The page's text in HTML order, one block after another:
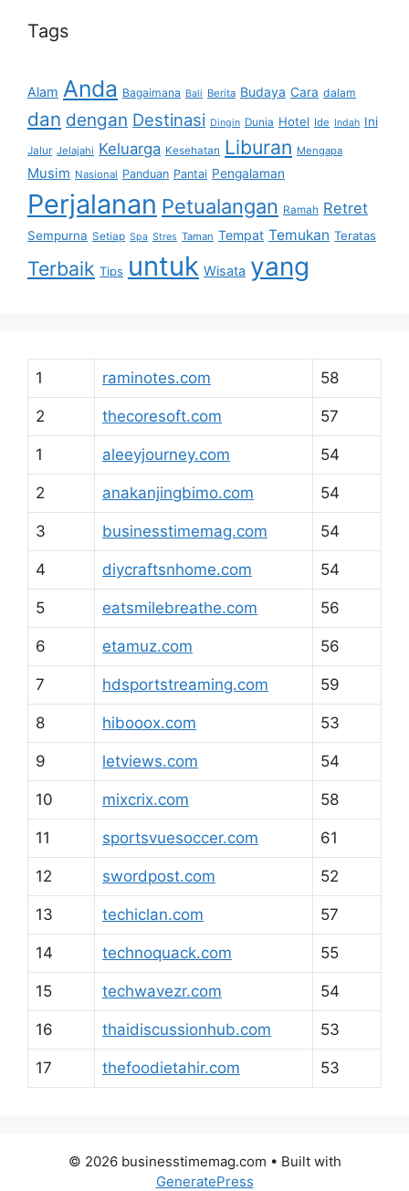
Tags
Alam Anda Bagaimana Bali Berita Budaya Cara dalam
dan dengan Destinasi Dingin Dunia Hotel Ide Indah Ini
Jalur Jelajahi Keluarga Kesehatan Liburan Mengapa
Musim Nasional Panduan Pantai Pengalaman
Perjalanan Petualangan Ramah Retret
Sempurna Setiap Spa Stres Taman Tempat Temukan Teratas
Terbaik Tips untuk Wisata yang
1 raminotes.com 58
2 thecoresoft.com 57
1 aleeyjourney.com 54
2 anakanjingbimo.com 54
3 businesstimemag.com 54
4 diycraftsnhome.com 54
5 eatsmilebreathe.com 56
6 etamuz.com 56
7 hdsportstreaming.com 59
8 hibooox.com 53
9 letviews.com 54
10 mixcrix.com 58
11 sportsvuesoccer.com 61
12 swordpost.com 52
13 techiclan.com 57
14 technoquack.com 55
15 techwavezr.com 54
16 thaidiscussionhub.com 53
17 thefoodietahir.com 53
© 2026 businesstimemag.com • Built with
GeneratePress